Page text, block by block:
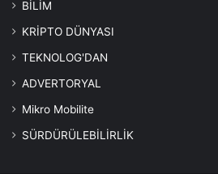
BİLİM
KRİPTO DÜNYASI
TEKNOLOG'DAN
ADVERTORYAL
Mikro Mobilite
SÜRDÜRÜLEBİLİRLİK